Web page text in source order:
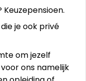
Keuzepensioen.
je ook privé
om jezelf
ons namelijk